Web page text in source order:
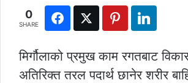
0
SHARE
मिर्गौलाको प्रमुख काम रगतबाट
अतिरिक्त तरल पदार्थ छानेर शरीर